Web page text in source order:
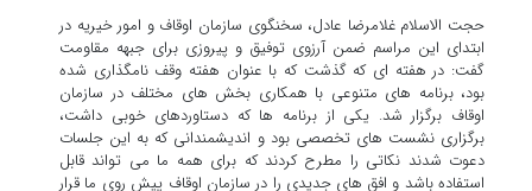
حجت الاسلام غلامرضا عادل، سخنگوی سازمان اوقاف و امور خیریه در
ابتدای این مراسم ضمن آرزوی توفیق و پیروزی برای جبهه مقاومت
گفت: در هفته ای که گذشت که با عنوان هفته وقف نامگذاری شده
بود، برنامه های متنوعی با همکاری بخش های مختلف در سازمان
اوقاف برگزار شد. یکی از برنامه ها که دستاوردهای خوبی داشت،
برگزاری نشست های تخصصی بود و اندیشمندانی که به این جلسات
دعوت شدند نکاتی را مطرح کردند که برای همه ما می تواند قابل
استفاده باشد و افق های جدیدی را در سازمان اوقاف پیش روی ما قرار